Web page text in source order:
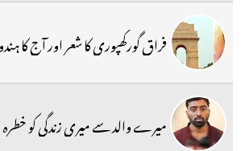
فراق گورکھپوری کا شعر اور آج کا
میرے والد سے میری زندگی کو